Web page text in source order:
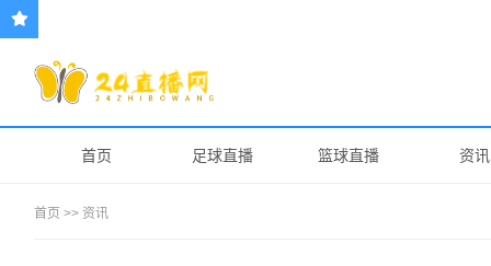
首页 足球直播 篮球直播 资讯
首页 >> 资讯